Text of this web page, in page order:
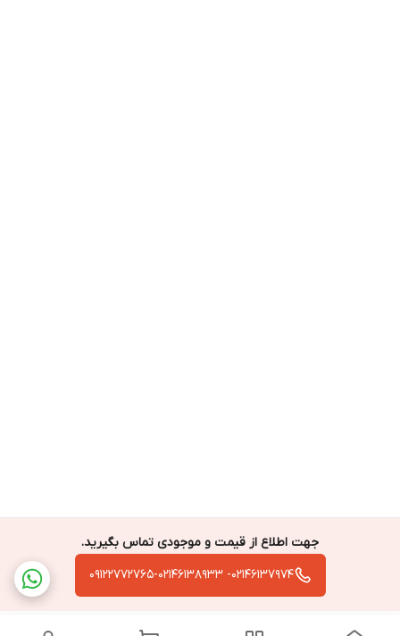
جهت اطلاع از قیمت و موجودی تماس بگیرید.
02146137974- 09122772765-02146138933